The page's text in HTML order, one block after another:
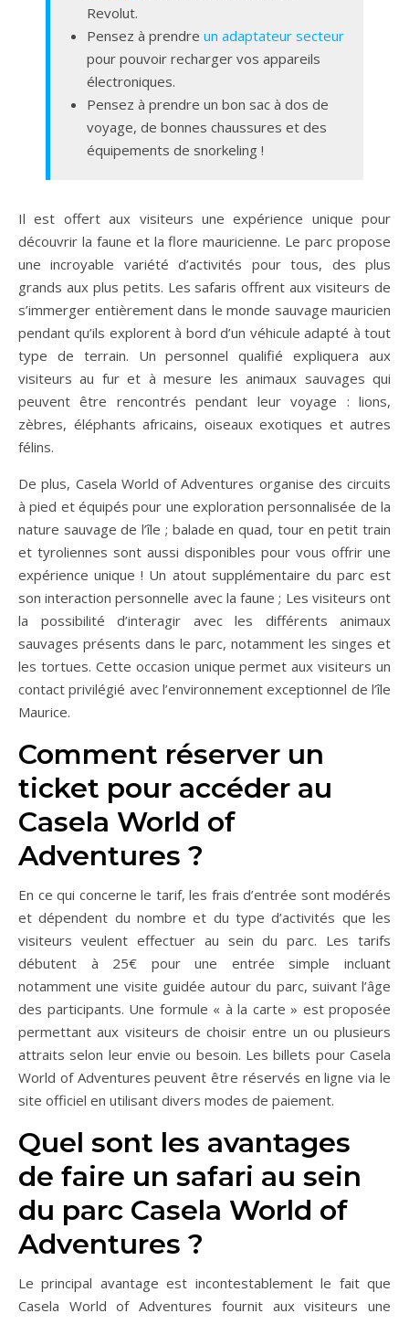
Revolut.
Pensez à prendre un adaptateur secteur
pour pouvoir recharger vos appareils
électroniques.
Pensez à prendre un bon sac à dos de
voyage, de bonnes chaussures et des
équipements de snorkeling !
Il est offert aux visiteurs une expérience unique pour
découvrir la faune et la flore mauricienne. Le parc propose
une incroyable variété d’activités pour tous, des plus
grands aux plus petits. Les safaris offrent aux visiteurs de
s’immerger entièrement dans le monde sauvage mauricien
pendant qu’ils explorent à bord d’un véhicule adapté à tout
type de terrain. Un personnel qualifié expliquera aux
visiteurs au fur et à mesure les animaux sauvages qui
peuvent être rencontrés pendant leur voyage : lions,
zèbres, éléphants africains, oiseaux exotiques et autres
félins.
De plus, Casela World of Adventures organise des circuits
à pied et équipés pour une exploration personnalisée de la
nature sauvage de l’île ; balade en quad, tour en petit train
et tyroliennes sont aussi disponibles pour vous offrir une
expérience unique ! Un atout supplémentaire du parc est
son interaction personnelle avec la faune ; Les visiteurs ont
la possibilité d’interagir avec les différents animaux
sauvages présents dans le parc, notamment les singes et
les tortues. Cette occasion unique permet aux visiteurs un
contact privilégié avec l’environnement exceptionnel de l’île
Maurice.
Comment réserver un
ticket pour accéder au
Casela World of
Adventures ?
En ce qui concerne le tarif, les frais d’entrée sont modérés
et dépendent du nombre et du type d’activités que les
visiteurs veulent effectuer au sein du parc. Les tarifs
débutent à 25€ pour une entrée simple incluant
notamment une visite guidée autour du parc, suivant l’âge
des participants. Une formule « à la carte » est proposée
permettant aux visiteurs de choisir entre un ou plusieurs
attraits selon leur envie ou besoin. Les billets pour Casela
World of Adventures peuvent être réservés en ligne via le
site officiel en utilisant divers modes de paiement.
Quel sont les avantages
de faire un safari au sein
du parc Casela World of
Adventures ?
Le principal avantage est incontestablement le fait que
Casela World of Adventures fournit aux visiteurs une